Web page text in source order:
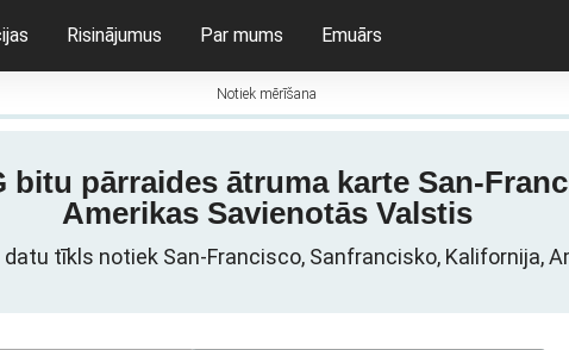
Risinājumus Par mums Emuārs
Notiek mērīšana
bitu pārraides ātruma karte San-
Amerikas Savienotās Valstis
tīkls notiek San-Francisco, Sanfrancisko, Kalifornija,